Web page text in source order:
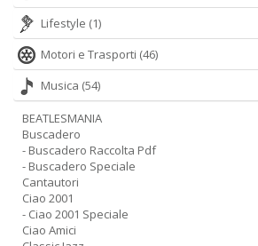
Lifestyle (1)
Motori e Trasporti (46)
Musica (54)
BEATLESMANIA
Buscadero
- Buscadero Raccolta Pdf
- Buscadero Speciale
Cantautori
Ciao 2001
- Ciao 2001 Speciale
Ciao Amici